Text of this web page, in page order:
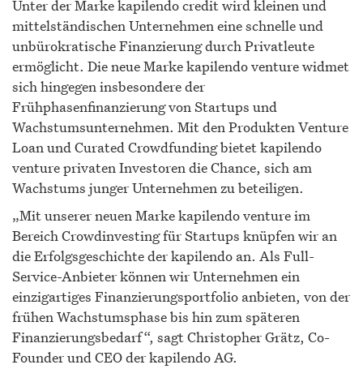
Unter der Marke kapilendo credit wird kleinen und
mittelständischen Unternehmen eine schnelle und
unbürokratische Finanzierung durch Privatleute
ermöglicht. Die neue Marke kapilendo venture widmet
sich hingegen insbesondere der
Frühphasenfinanzierung von Startups und
Wachstumsunternehmen. Mit den Produkten Venture
Loan und Curated Crowdfunding bietet kapilendo
venture privaten Investoren die Chance, sich am
Wachstums junger Unternehmen zu beteiligen.
„Mit unserer neuen Marke kapilendo venture im
Bereich Crowdinvesting für Startups knüpfen wir an
die Erfolgsgeschichte der kapilendo an. Als Full-
Service-Anbieter können wir Unternehmen ein
einzigartiges Finanzierungsportfolio anbieten, von der
frühen Wachstumsphase bis hin zum späteren
Finanzierungsbedarf“, sagt Christopher Grätz, Co-
Founder und CEO der kapilendo AG.